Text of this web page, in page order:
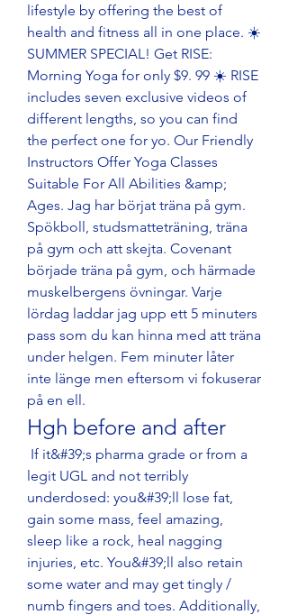
lifestyle by offering the best of
health and fitness all in one place. ☀️
SUMMER SPECIAL! Get RISE:
Morning Yoga for only $9. 99 ☀️ RISE
includes seven exclusive videos of
different lengths, so you can find
the perfect one for yo. Our Friendly
Instructors Offer Yoga Classes
Suitable For All Abilities &amp;
Ages. Jag har börjat träna på gym.
Spökboll, studsmatteträning, träna
på gym och att skejta. Covenant
började träna på gym, och härmade
muskelbergens övningar. Varje
lördag laddar jag upp ett 5 minuters
pass som du kan hinna med att träna
under helgen. Fem minuter låter
inte länge men eftersom vi fokuserar
på en ell.
Hgh before and after
legit UGL and not terribly
underdosed: you&#39;ll lose fat,
gain some mass, feel amazing,
sleep like a rock, heal nagging
injuries, etc. You&#39;ll also retain
some water and may get tingly /
numb fingers and toes. Additionally,